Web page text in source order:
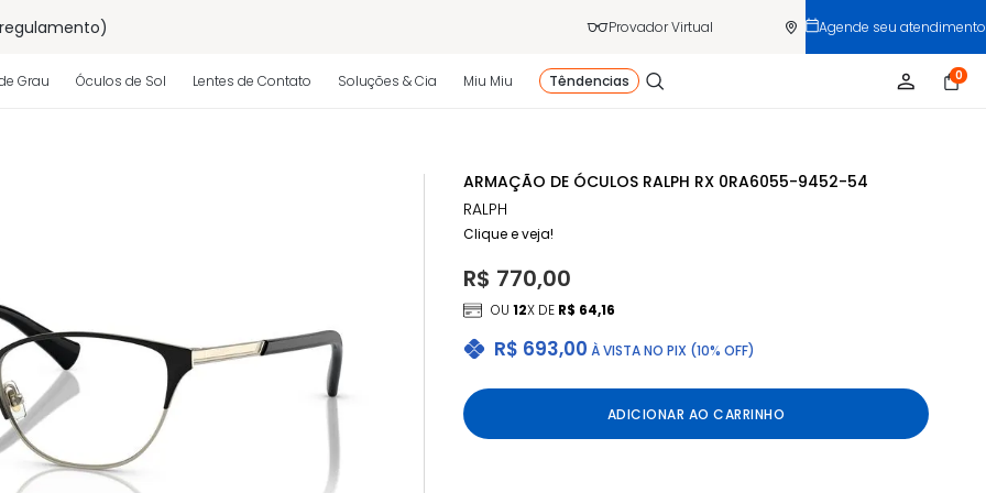
Provador Virtual Agende seu atendimento
Grau Óculos de Sol Lentes de Contato Soluções & Cia Miu Miu Têndencias 0
ARMAÇÃO DE ÓCULOS RALPH RX 0RA6055-9452-54
RALPH
Clique e veja!
R$ 693,00 À VISTA NO PIX (10% OFF)
R$ 770,00
OU12X DE R$ 64,16
ADICIONAR AO CARRINHO